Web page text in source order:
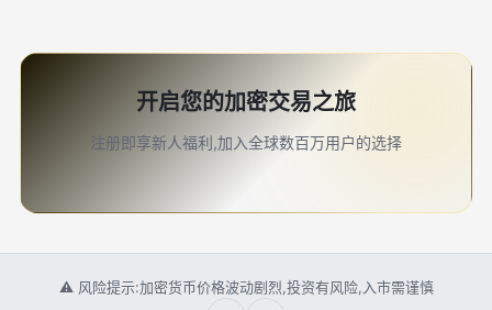
开启您的加密交易之旅
注册即享新人福利,加入全球数百万用户的选择
⚠ 风险提示:加密货币价格波动剧烈,投资有风险,入市需谨慎